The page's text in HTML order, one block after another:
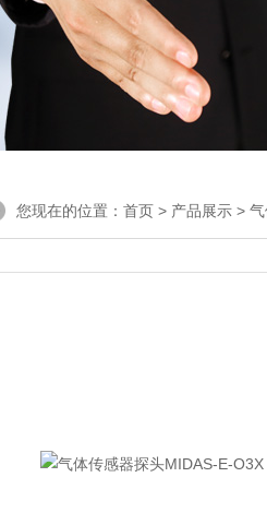
您现在的位置： 首页 > 产品展示 >